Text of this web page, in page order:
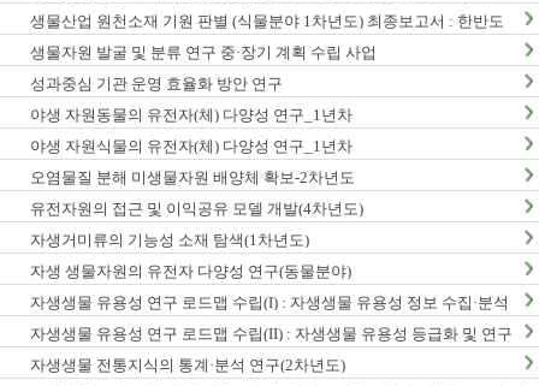
생물산업 원천소재 기원 판별 (식물분야 1차년도) 최종보고서 : 한반도
생물다양성 보전 관리 기반 구축 사업
생물자원 발굴 및 분류 연구 중·장기 계획 수립 사업
성과중심 기관 운영 효율화 방안 연구
야생 자원동물의 유전자(체) 다양성 연구_1년차
야생 자원식물의 유전자(체) 다양성 연구_1년차
오염물질 분해 미생물자원 배양체 확보-2차년도
유전자원의 접근 및 이익공유 모델 개발(4차년도)
자생거미류의 기능성 소재 탐색(1차년도)
자생 생물자원의 유전자 다양성 연구(동물분야)
자생생물 유용성 연구 로드맵 수립(I) : 자생생물 유용성 정보 수집·분석
사업
자생생물 유용성 연구 로드맵 수립(II) : 자생생물 유용성 등급화 및 연구
종합계획 수립
자생생물 전통지식의 통계·분석 연구(2차년도)